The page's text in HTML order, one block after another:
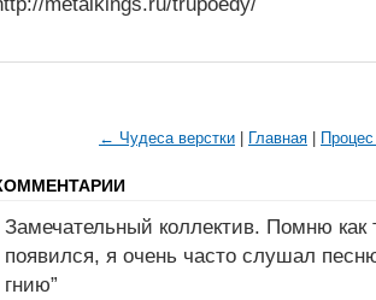
← Чудеса верстки Главная
Замечательный коллектив. Помню как
появился, я очень часто слушал
гнию”